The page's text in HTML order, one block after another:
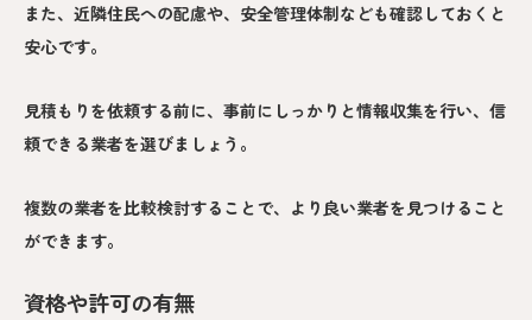
また、近隣住民への配慮や、安全管理体制なども確認しておくと
安心です。
見積もりを依頼する前に、事前にしっかりと情報収集を行い、信
頼できる業者を選びましょう。
複数の業者を比較検討することで、より良い業者を見つけること
ができます。
資格や許可の有無